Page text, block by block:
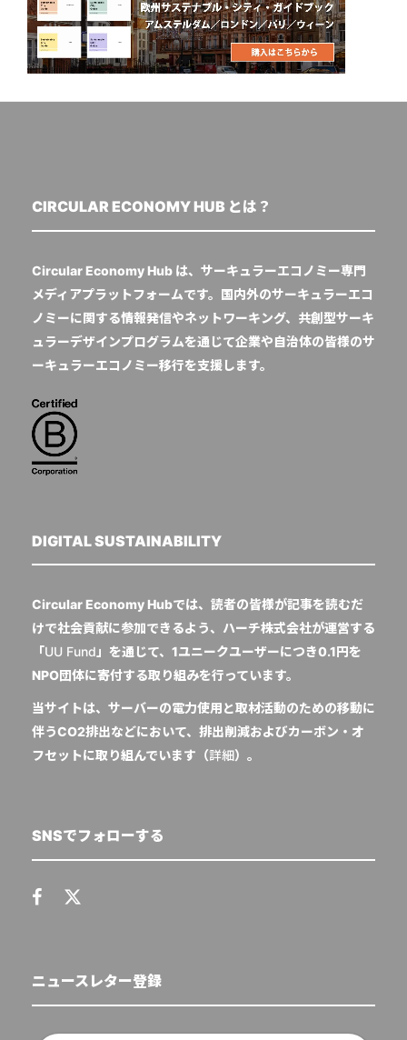
CIRCULAR ECONOMY HUB とは？
Circular Economy Hub は、サーキュラーエコノミー専門
メディアプラットフォームです。国内外のサーキュラーエコ
ノミーに関する情報発信やネットワーキング、共創型サーキ
ュラーデザインプログラムを通じて企業や自治体の皆様のサ
ーキュラーエコノミー移行を支援します。
DIGITAL SUSTAINABILITY
Circular Economy Hubでは、読者の皆様が記事を読むだ
けで社会貢献に参加できるよう、ハーチ株式会社が運営する
「UU Fund 」を通じて、1ユニークユーザーにつき0.1円を
NPO団体に寄付する取り組みを行っています。
当サイトは、サーバーの電力使用と取材活動のための移動に
伴うCO2排出などにおいて、排出削減およびカーボン・オ
フセットに取り組んでいます（詳細）。
SNSでフォローする
ニュースレター登録